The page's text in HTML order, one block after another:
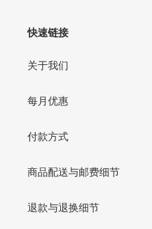
快速链接
关于我们
每月优惠
付款方式
商品配送与邮费细节
退款与退换细节